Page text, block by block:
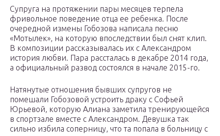
Супруга на протяжении пары месяцев терпела
фривольное поведение отца ее ребенка. После
очередной измены Гобозова написала песню
«Мотылек», на которую впоследствии был снят клип.
В композиции рассказывалась их с Александром
история любви. Пара рассталась в декабре 2014 года,
а официальный развод состоялся в начале 2015-го.
Натянутые отношения бывших супругов не
помешали Гобозовой устроить драку с Софьей
Юрьевой, которую Алиана заметила тренирующейся
в спортзале вместе с Александром. Девушка так
сильно избила соперницу, что та попала в больницу с